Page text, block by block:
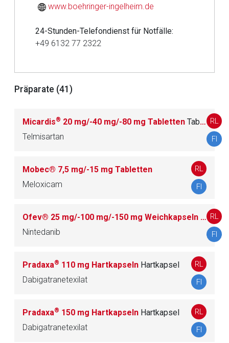
www.boehringer-ingelheim.de
24-Stunden-Telefondienst für Notfälle:
+49 6132 77 2322
Präparate (41)
Micardis® 20 mg/-40 mg/-80 mg Tabletten Ta­blet­te
Telmisartan
RL
FI
Mobec® 7,5 mg/-15 mg Tabletten
Meloxicam
RL
FI
Ofev® 25 mg/-100 mg/-150 mg Weichkapseln
Nintedanib
RL
FI
Pradaxa® 110 mg Hartkapseln Hartkapsel
Dabigatranetexilat
RL
FI
Pradaxa® 150 mg Hartkapseln Hartkapsel
Dabigatranetexilat
RL
FI
Der von Ihnen aufgerufene Link öffnet eine externe Web-
Betreiber verantwortlich. Ebenso gelten dort ggf. andere
Zur Seite